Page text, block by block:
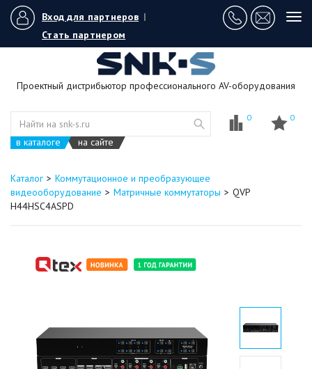
Вход для партнеров |
Стать партнером
Проектный дистрибьютор профессионального AV-оборудования
в каталоге на сайте
0 0
Каталог
Коммутационное и преобразующее
видеооборудование
Матричные коммутаторы
QVP
H44HSC4ASPD